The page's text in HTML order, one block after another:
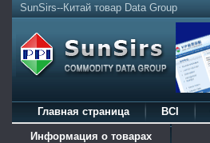
SunSirs--Китай товар Data Group
Главная страница BCI
Информация о товарах